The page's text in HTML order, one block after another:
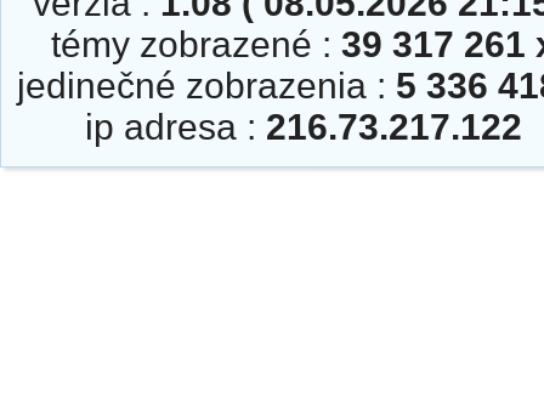
témy zobrazené : 39 317 261
jedinečné zobrazenia : 5 336
ip adresa : 216.73.217.122